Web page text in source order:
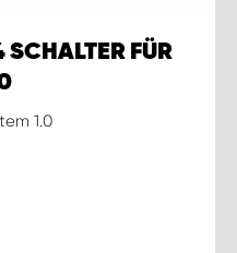
SCHALTER FÜR
1.0